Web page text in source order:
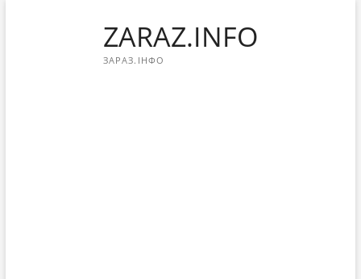
ZARAZ.INFO
ЗАРАЗ.ІНФО